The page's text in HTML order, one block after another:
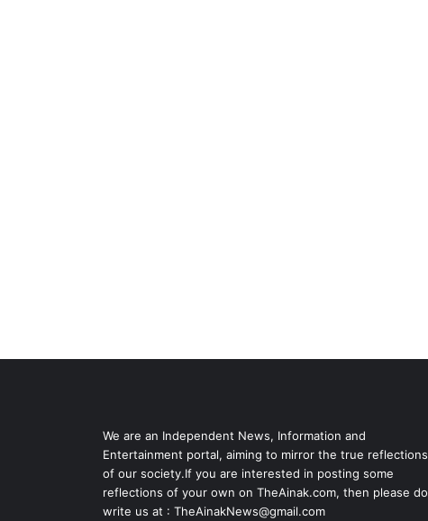
We are an Independent News, Information and
Entertainment portal, aiming to mirror the true reflections
of our society.If you are interested in posting some
reflections of your own on TheAinak.com, then please do
write us at : TheAinakNews@gmail.com